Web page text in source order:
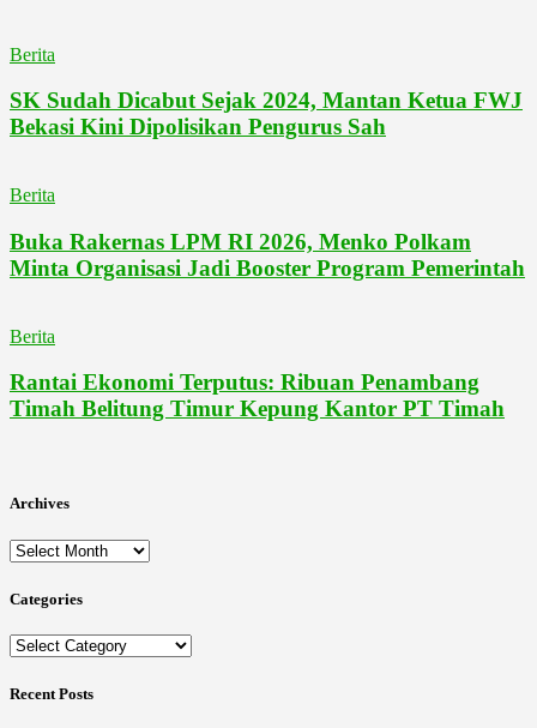
Berita
SK Sudah Dicabut Sejak 2024, Mantan Ketua FWJ
Bekasi Kini Dipolisikan Pengurus Sah
Berita
Buka Rakernas LPM RI 2026, Menko Polkam
Minta Organisasi Jadi Booster Program Pemerintah
Berita
Rantai Ekonomi Terputus: Ribuan Penambang
Timah Belitung Timur Kepung Kantor PT Timah
Archives
Archives
Categories
Categories
Recent Posts